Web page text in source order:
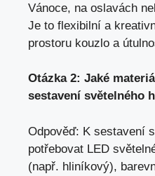
Vánoce, na oslavách
Je to flexibilní a
prostoru kouzlo a
Otázka 2: Jaké
sestavení světelného
Odpověď: K sestavení
potřebovat LED
(např. hliníkový),